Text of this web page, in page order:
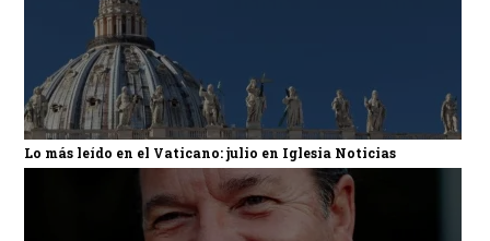
Lo más leído en el Vaticano: julio en Iglesia Noticias